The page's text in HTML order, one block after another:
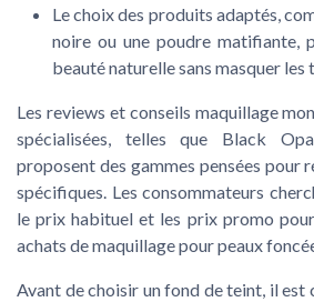
Le choix des produits adaptés,
noire ou une poudre matifiante,
beauté naturelle sans masquer les
Les reviews et conseils maquillage
spécialisées, telles que Black
proposent des gammes pensées pour
spécifiques. Les consommateurs
leprix habituel et les prix promo
achats de maquillage pour peaux
Avant de choisir unfond de teint, il est